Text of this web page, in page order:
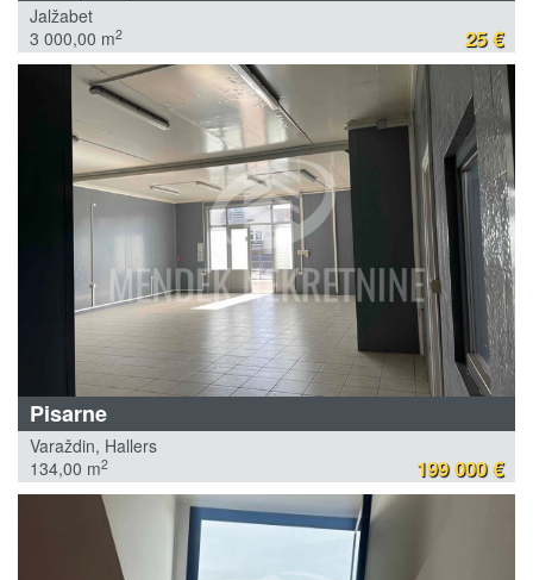
Jalžabet
3 000,00 m2 25 €
Pisarne
Varaždin, Hallers
134,00 m2 199 000 €